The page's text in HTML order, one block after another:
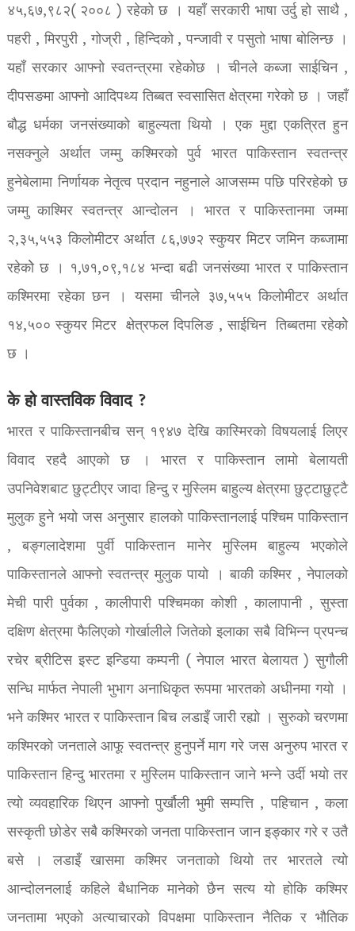
४५,६७,९८२( २००८ ) रहेको छ । यहाँ सरकारी भाषा उर्दु हो साथै ,
पहरी , मिरपुरी , गोज्री , हिन्दिको , पन्जावी र पसुतो भाषा बोलिन्छ ।
यहाँ सरकार आफ्नो स्वतन्त्रमा रहेकोछ । चीनले कब्जा साईचिन ,
दीपसङमा आफ्नो आदिपथ्य तिब्बत स्वसासित क्षेत्रमा गरेको छ । जहाँ
बौद्ध धर्मका जनसंख्याको बाहुल्यता थियो । एक मुद्दा एकत्रित हुन
नसक्नुले अर्थात जम्मु कश्मिरको पुर्व भारत पाकिस्तान स्वतन्त्र
हुनेबेलामा निर्णायक नेतृत्व प्रदान नहुनाले आजसम्म पछि परिरहेको छ
जम्मु काश्मिर स्वतन्त्र आन्दोलन । भारत र पाकिस्तानमा जम्मा
२,३५,५५३ किलोमीटर अर्थात ८६,७७२ स्कुयर मिटर जमिन कब्जामा
रहेकोे छ । १,७१,०९,१८४ भन्दा बढी जनसंख्या भारत र पाकिस्तान
कश्मिरमा रहेका छन । यसमा चीनले ३७,५५५ किलोमीटर अर्थात
१४,५०० स्कुयर मिटर क्षेत्रफल दिपलिङ , साईचिन तिब्बतमा रहेकोे
छ ।
के हो वास्तविक विवाद ?
भारत र पाकिस्तानबीच सन् १९४७ देखि कास्मिरको विषयलाई लिएर
विवाद रहदै आएको छ । भारत र पाकिस्तान लामो बेलायती
उपनिवेशबाट छुट्टीएर जादा हिन्दु र मुस्लिम बाहुल्य क्षेत्रमा छुट्टाछुट्टै
मुलुक हुने भयो जस अनुसार हालको पाकिस्तानलाई पश्चिम पाकिस्तान
, बङ्गलादेशमा पुर्वी पाकिस्तान मानेर मुस्लिम बाहुल्य भएकोले
पाकिस्तानले आफ्नो स्वतन्त्र मुलुक पायो । बाकी कश्मिर , नेपालको
मेची पारी पुर्वका , कालीपारी पश्चिमका कोशी , कालापानी , सुस्ता
दक्षिण क्षेत्रमा फैलिएको गोर्खालीले जितेको इलाका सबै विभिन्न प्रपन्च
रचेर ब्रीटिस इस्ट इन्डिया कम्पनी ( नेपाल भारत बेलायत ) सुगौली
सन्धि मार्फत नेपाली भुभाग अनाधिकृत रूपमा भारतको अधीनमा गयो ।
भने कश्मिर भारत र पाकिस्तान बिच लडाइँ जारी रह्यो । सुरुको चरणमा
कश्मिरको जनताले आफू स्वतन्त्र हुनुपर्ने माग गरे जस अनुरुप भारत र
पाकिस्तान हिन्दु भारतमा र मुस्लिम पाकिस्तान जाने भन्ने उर्दी भयो तर
त्यो व्यवहारिक थिएन आफ्नो पुर्खौली भुमी सम्पत्ति , पहिचान , कला
सस्कृती छोडेर सबै कश्मिरको जनता पाकिस्तान जान इङ्कार गरे र उतै
बसे । लडाइँ खासमा कश्मिर जनताको थियो तर भारतले त्यो
आन्दोलनलाई कहिले बैधानिक मानेको छैन सत्य यो होकि कश्मिर
जनतामा भएको अत्याचारको विपक्षमा पाकिस्तान नैतिक र भौतिक